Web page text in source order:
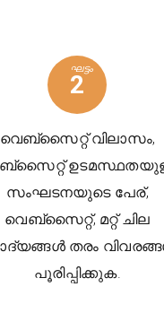
ഘട്ടം
2
വെബ്സൈറ്റ് വിലാസം,
സംഘടനയുടെ പേര്,
വെബ്സൈറ്റ്, മറ്റ് ചില
തരം
പൂരിപ്പിക്കുക.